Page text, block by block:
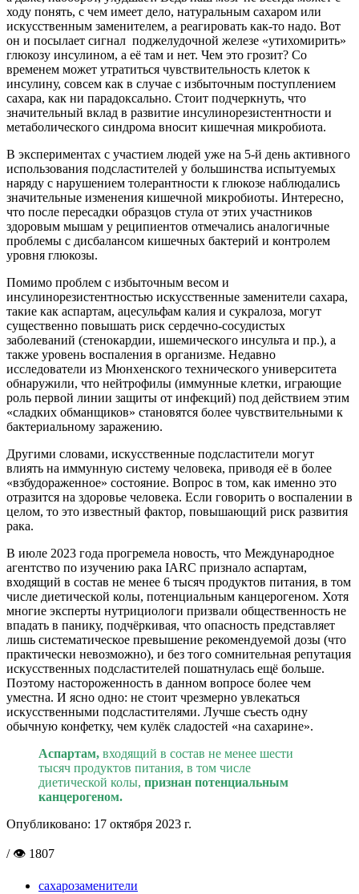
ходу понять, с чем имеет дело, натуральным сахаром или
искусственным заменителем, а реагировать как-то надо. Вот
он и посылает сигнал поджелудочной железе «утихомирить»
глюкозу инсулином, а её там и нет. Чем это грозит? Со
временем может утратиться чувствительность клеток к
инсулину, совсем как в случае с избыточным поступлением
сахара, как ни парадоксально. Стоит подчеркнуть, что
значительный вклад в развитие инсулинорезистентности и
метаболического синдрома вносит кишечная микробиота.
В экспериментах с участием людей уже на 5-й день активного
использования подсластителей у большинства испытуемых
наряду с нарушением толерантности к глюкозе наблюдались
значительные изменения кишечной микробиоты. Интересно,
что после пересадки образцов стула от этих участников
здоровым мышам у реципиентов отмечались аналогичные
проблемы с дисбалансом кишечных бактерий и контролем
уровня глюкозы.
Помимо проблем с избыточным весом и
инсулинорезистентностью искусственные заменители сахара,
такие как аспартам, ацесульфам калия и сукралоза, могут
существенно повышать риск сердечно-сосудистых
заболеваний (стенокардии, ишемического инсульта и пр.), а
также уровень воспаления в организме. Недавно
исследователи из Мюнхенского технического университета
обнаружили, что нейтрофилы (иммунные клетки, играющие
роль первой линии защиты от инфекций) под действием этим
«сладких обманщиков» становятся более чувствительными к
бактериальному заражению.
Другими словами, искусственные подсластители могут
влиять на иммунную систему человека, приводя её в более
«взбудораженное» состояние. Вопрос в том, как именно это
отразится на здоровье человека. Если говорить о воспалении в
целом, то это известный фактор, повышающий риск развития
рака.
В июле 2023 года прогремела новость, что Международное
агентство по изучению рака IARC признало аспартам,
входящий в состав не менее 6 тысяч продуктов питания, в том
числе диетической колы, потенциальным канцерогеном. Хотя
многие эксперты нутрициологи призвали общественность не
впадать в панику, подчёркивая, что опасность представляет
лишь систематическое превышение рекомендуемой дозы (что
практически невозможно), и без того сомнительная репутация
искусственных подсластителей пошатнулась ещё больше.
Поэтому настороженность в данном вопросе более чем
уместна. И ясно одно: не стоит чрезмерно увлекаться
искусственными подсластителями. Лучше съесть одну
обычную конфетку, чем кулёк сладостей «на сахарине».
Аспартам, входящий в состав не менее шести
тысяч продуктов питания, в том числе
диетической колы, признан потенциальным
канцерогеном.
Опубликовано: 17 октября 2023 г.
/ 👁 1807
сахарозаменители